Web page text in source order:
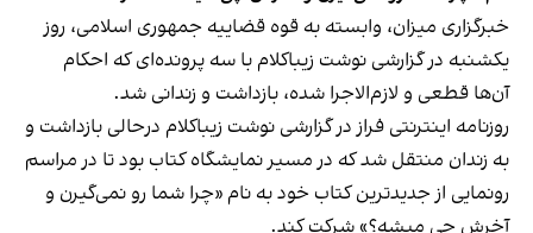
خبرگزاری میزان، وابسته به قوه قضاییه جمهوری اسلامی، روز
یکشنبه در گزارشی نوشت زیباکلام با سه پرونده‌ای که احکام
آن‌ها قطعی و لازم‌الاجرا شده، بازداشت و زندانی شد.
روزنامه اینترنتی فراز در گزارشی نوشت زیباکلام درحالی بازداشت و
به زندان منتقل شد که در مسیر نمایشگاه کتاب بود تا در مراسم
رونمایی از جدیدترین کتاب خود به نام «چرا شما رو نمی‌گیرن و
آخرش چی میشه؟» شرکت کند.